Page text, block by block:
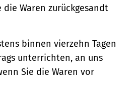
Waren zurückgesandt
binnen vierzehn Tagen
unterrichten, an uns
Sie die Waren vor